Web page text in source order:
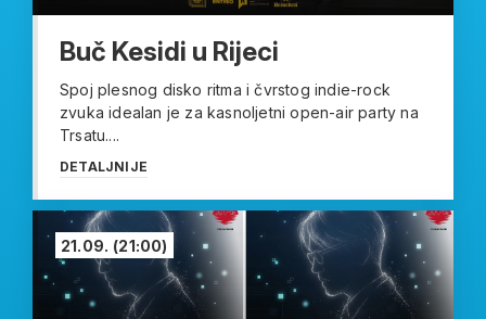
Buč Kesidi u Rijeci
Spoj plesnog disko ritma i čvrstog indie-rock
zvuka idealan je za kasnoljetni open-air party na
Trsatu....
DETALJNIJE
21.09. (21:00)